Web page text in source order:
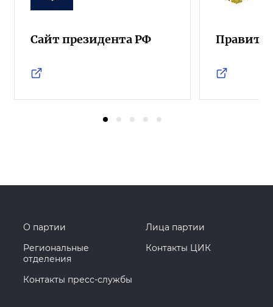
Сайт президента РФ
О партии
Лица партии
Региональные
отделения
Контакты ЦИК
Контакты пресс-службы